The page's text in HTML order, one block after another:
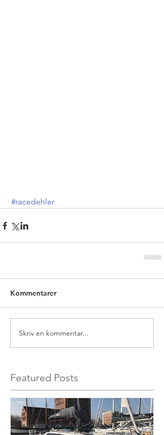
#racedehler
Kommentarer
Skriv en kommentar...
Featured Posts